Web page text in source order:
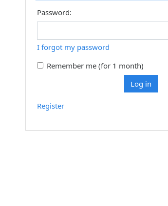
Password:
I forgot my password
Remember me (for 1 month)
Log in
Register